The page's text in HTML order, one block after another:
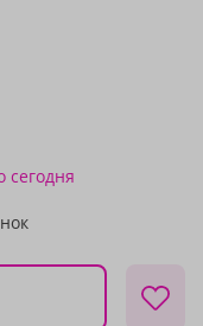
сегодня